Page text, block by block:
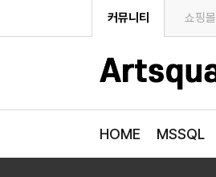
커뮤니티 쇼핑몰
HOME MSSQL